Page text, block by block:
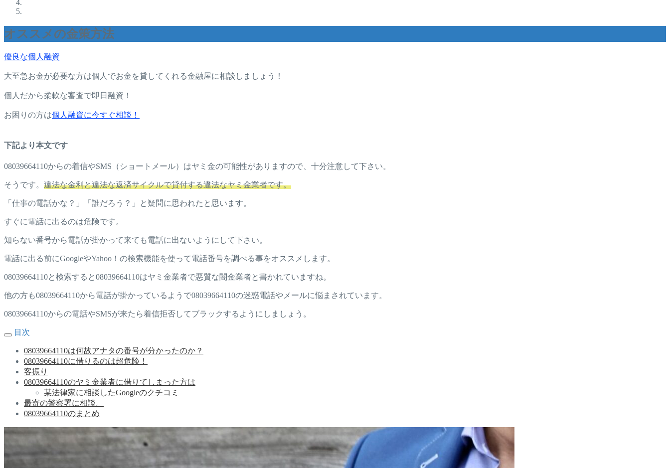
オススメの金策方法
優良な個人融資
大至急お金が必要な方は個人でお金を貸してくれる金融屋に相談しましょう！
個人だから柔軟な審査で即日融資！
お困りの方は個人融資に今すぐ相談！
下記より本文です
08039664110からの着信やSMS（ショートメール）はヤミ金の可能性がありますので、十分注意して下さい。
そうです。 違法な金利と違法な返済サイクルで貸付する違法なヤミ金業者です。
「仕事の電話かな？」「誰だろう？」と疑問に思われたと思います。
すぐに電話に出るのは危険です。
知らない番号から電話が掛かって来ても電話に出ないようにして下さい。
電話に出る前にGoogleやYahoo！の検索機能を使って電話番号を調べる事をオススメします。
08039664110と検索すると08039664110はヤミ金業者で悪質な闇金業者と書かれていますね。
他の方も08039664110から電話が掛かっているようで08039664110の迷惑電話やメールに悩まされています。
08039664110からの電話やSMSが来たら着信拒否してブラックするようにしましょう。
目次
08039664110は何故アナタの番号が分かったのか？
08039664110に借りるのは超危険！
客振り
08039664110のヤミ金業者に借りてしまった方は
某法律家に相談したGoogleのクチコミ
最寄の警察署に相談。
08039664110のまとめ